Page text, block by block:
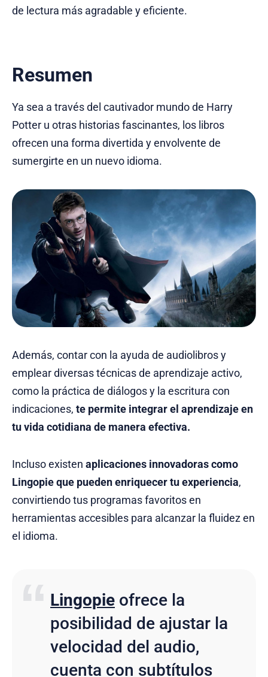
de lectura más agradable y eficiente.
Resumen
Ya sea a través del cautivador mundo de Harry
Potter u otras historias fascinantes, los libros
ofrecen una forma divertida y envolvente de
sumergirte en un nuevo idioma.
Además, contar con la ayuda de audiolibros y
emplear diversas técnicas de aprendizaje activo,
como la práctica de diálogos y la escritura con
indicaciones, te permite integrar el aprendizaje en
tu vida cotidiana de manera efectiva.
Incluso existen aplicaciones innovadoras como
Lingopie que pueden enriquecer tu experiencia,
convirtiendo tus programas favoritos en
herramientas accesibles para alcanzar la fluidez en
el idioma.
Lingopie ofrece la
posibilidad de ajustar la
velocidad del audio,
cuenta con subtítulos